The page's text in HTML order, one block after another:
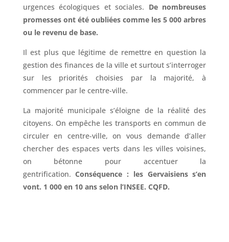
urgences écologiques et sociales. De nombreuses
promesses ont été oubliées comme les 5 000 arbres
ou le revenu de base.
Il est plus que légitime de remettre en question la
gestion des finances de la ville et surtout s’interroger
sur les priorités choisies par la majorité, à
commencer par le centre-ville.
La majorité municipale s’éloigne de la réalité des
citoyens. On empêche les transports en commun de
circuler en centre-ville, on vous demande d’aller
chercher des espaces verts dans les villes voisines,
on bétonne pour accentuer la
gentrification.Conséquence : les Gervaisiens s’en
vont. 1 000 en 10 ans selon l’INSEE. CQFD.